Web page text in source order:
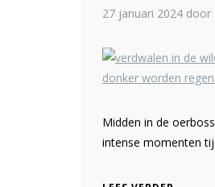
27 januari 2024 door
Midden in de
intense momenten